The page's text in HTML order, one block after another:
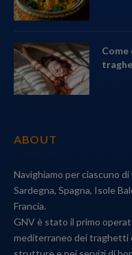
Come
ABOUT
Navighiamo per ciascuno
Sardegna, Spagna, Isole
Francia.
GNV è stato il primo
mediterraneo dei traghetti